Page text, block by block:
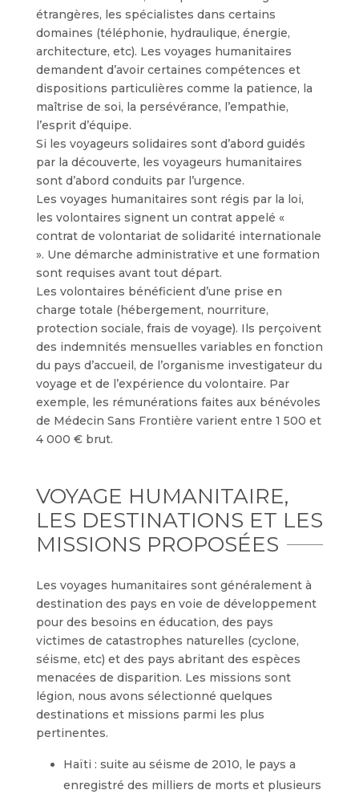
étrangères, les spécialistes dans certains
domaines (téléphonie, hydraulique, énergie,
architecture, etc). Les voyages humanitaires
demandent d’avoir certaines compétences et
dispositions particulières comme la patience, la
maîtrise de soi, la persévérance, l’empathie,
l’esprit d’équipe.
Si les voyageurs solidaires sont d’abord guidés
par la découverte, les voyageurs humanitaires
sont d’abord conduits par l’urgence.
Les voyages humanitaires sont régis par la loi,
les volontaires signent un contrat appelé «
contrat de volontariat de solidarité internationale
». Une démarche administrative et une formation
sont requises avant tout départ.
Les volontaires bénéficient d’une prise en
charge totale (hébergement, nourriture,
protection sociale, frais de voyage). Ils perçoivent
des indemnités mensuelles variables en fonction
du pays d’accueil, de l’organisme investigateur du
voyage et de l’expérience du volontaire. Par
exemple, les rémunérations faites aux bénévoles
de Médecin Sans Frontière varient entre 1 500 et
4 000 € brut.
VOYAGE HUMANITAIRE,
LES DESTINATIONS ET LES
MISSIONS PROPOSÉES
Les voyages humanitaires sont généralement à
destination des pays en voie de développement
pour des besoins en éducation, des pays
victimes de catastrophes naturelles (cyclone,
séisme, etc) et des pays abritant des espèces
menacées de disparition. Les missions sont
légion, nous avons sélectionné quelques
destinations et missions parmi les plus
pertinentes.
Haïti : suite au séisme de 2010, le pays a
enregistré des milliers de morts et plusieurs